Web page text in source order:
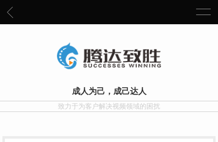
成人为己，成己达人
致力于为客户解决视频领域的困扰